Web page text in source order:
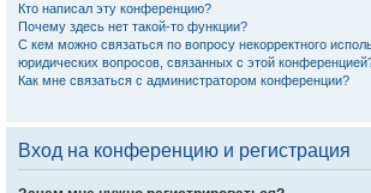
Кто написал эту конференцию?
Почему здесь нет такой-то функции?
С кем можно связаться по вопросу некорректного
юридических вопросов, связанных с этой
Как мне связаться с администратором конференции?
Вход на конференцию и регистрация